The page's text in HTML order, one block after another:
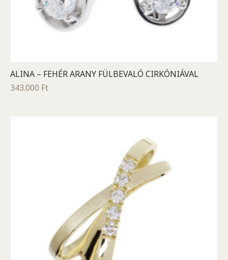
ALINA – FEHÉR ARANY FÜLBEVALÓ CIRKÓNIÁVAL
343.000 Ft